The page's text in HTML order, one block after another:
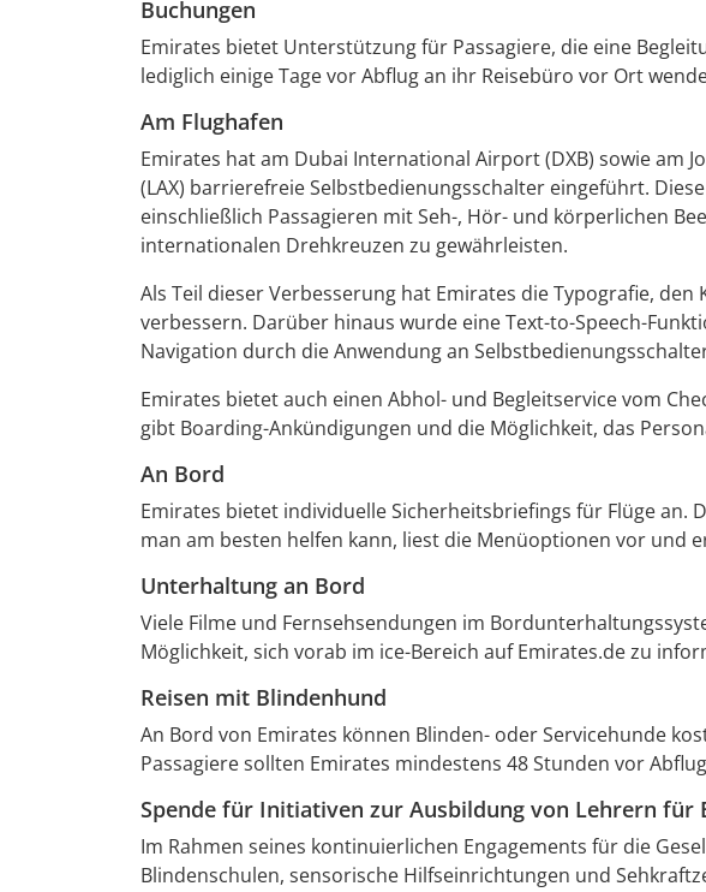
Buchungen
Emirates bietet Unterstützung für Passagiere, die eine
lediglich einige Tage vor Abflug an ihr Reisebüro vor Ort
Am Flughafen
Emirates hat am Dubai International Airport (DXB) sowie am
(LAX) barrierefreie Selbstbedienungsschalter eingeführt.
einschließlich Passagieren mit Seh-, Hör- und körperlichen
internationalen Drehkreuzen zu gewährleisten.
Als Teil dieser Verbesserung hat Emirates die Typografie,
verbessern. Darüber hinaus wurde eine Text-to-Speech-
Navigation durch die Anwendung an
Emirates bietet auch einen Abhol- und Begleitservice vom
gibt Boarding-Ankündigungen und die Möglichkeit, das
An Bord
Emirates bietet individuelle Sicherheitsbriefings für Flüge an.
man am besten helfen kann, liest die Menüoptionen vor und
Unterhaltung an Bord
Viele Filme und Fernsehsendungen im
Möglichkeit, sich vorab im ice-Bereich auf Emirates.de zu
Reisen mit Blindenhund
An Bord von Emirates können Blinden- oder Servicehunde
Passagiere sollten Emirates mindestens 48 Stunden vor
Spende für Initiativen zur Ausbildung von Lehrern für
Im Rahmen seines kontinuierlichen Engagements für die
Blindenschulen, sensorische Hilfseinrichtungen und